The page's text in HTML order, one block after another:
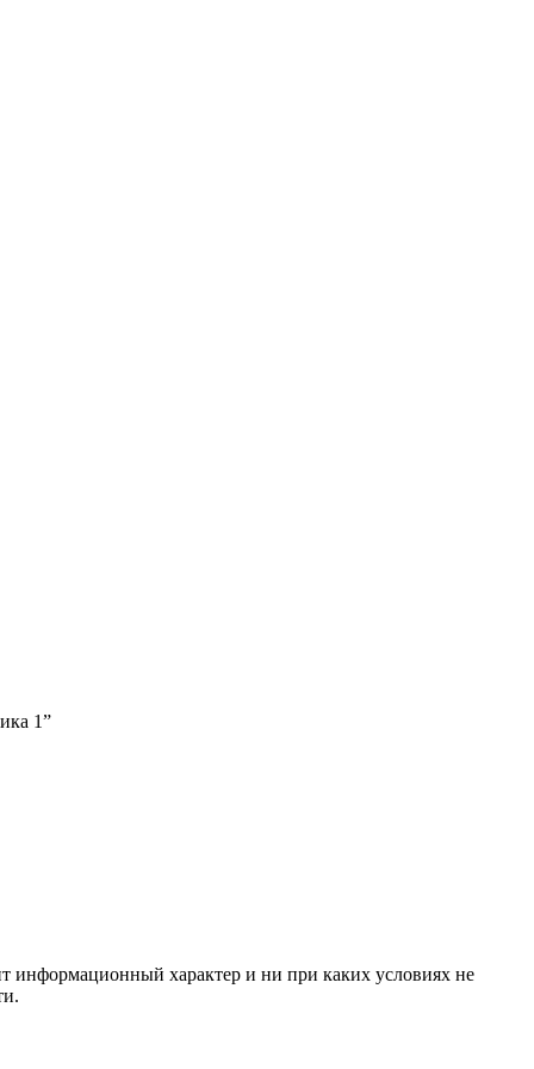
1”
информационный характер и ни при каких условиях не